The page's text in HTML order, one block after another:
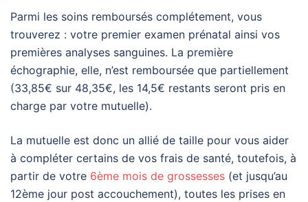
Parmi les soins remboursés complétement, vous
trouverez : votre premier examen prénatal ainsi vos
premières analyses sanguines. La première
échographie, elle, n’est remboursée que partiellement
(33,85€ sur 48,35€, les 14,5€ restants seront pris en
charge par votre mutuelle).
La mutuelle est donc un allié de taille pour vous aider
à compléter certains de vos frais de santé, toutefois, à
partir de votre 6ème mois de grossesses (et jusqu’au
12ème jour post accouchement), toutes les prises en